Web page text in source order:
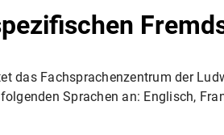
das Fachsprachenzentrum der
Sprachen an: Englisch,